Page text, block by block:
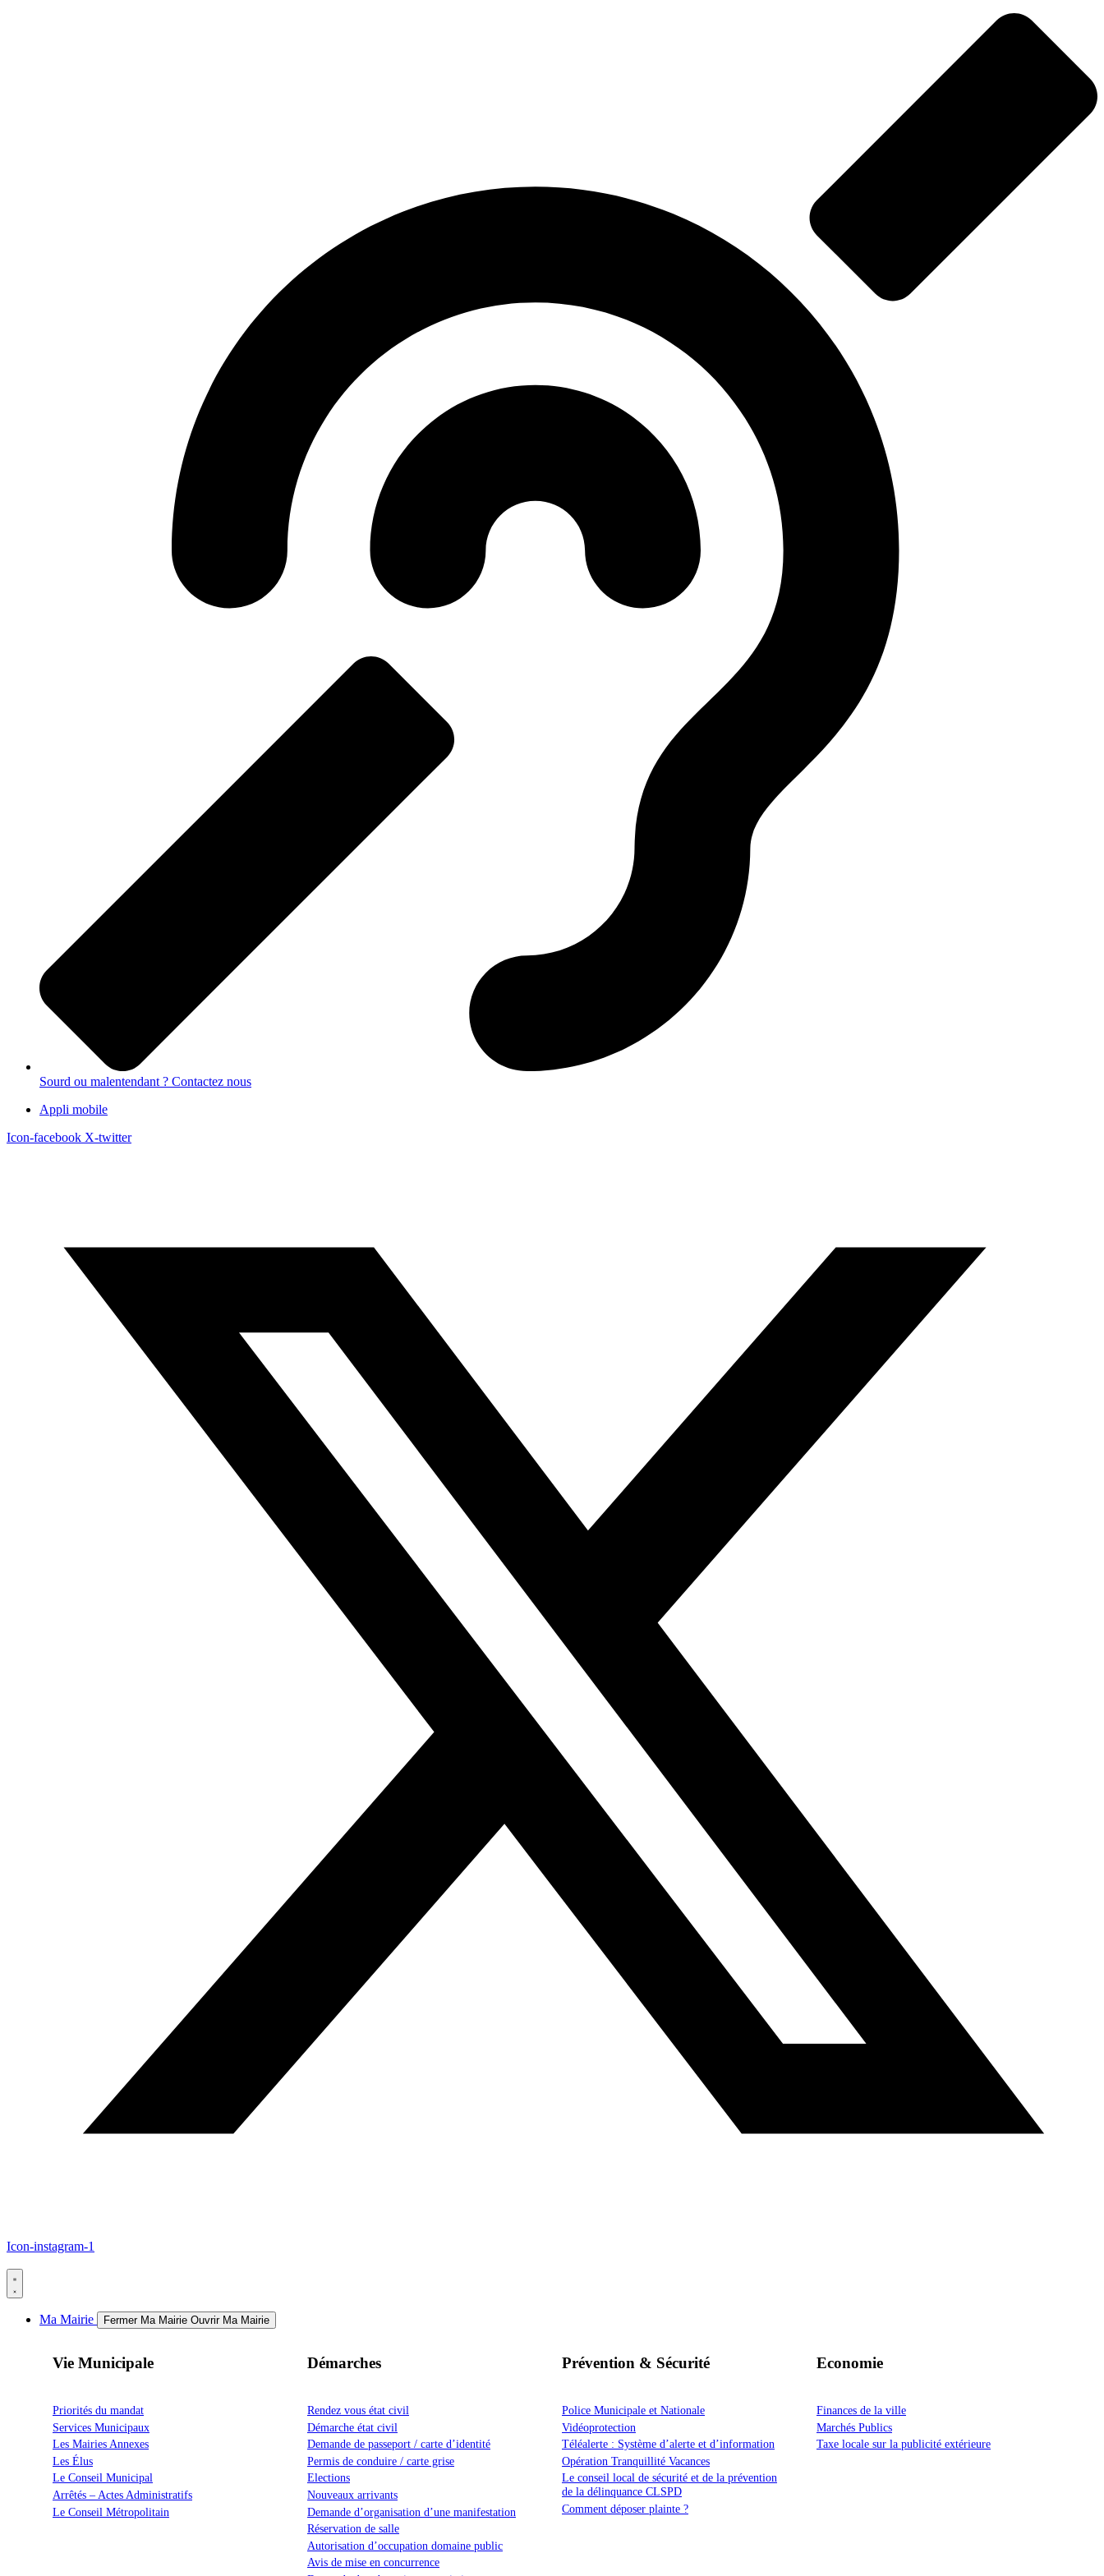
Sourd ou malentendant ? Contactez nous
Appli mobile
Icon-facebook X-twitter
Icon-instagram-1
Ma Mairie Fermer Ma Mairie Ouvrir Ma Mairie
Vie Municipale
Priorités du mandat
Services Municipaux
Les Mairies Annexes
Les Élus
Le Conseil Municipal
Arrêtés – Actes Administratifs
Le Conseil Métropolitain
Démarches
Rendez vous état civil
Démarche état civil
Demande de passeport / carte d’identité
Permis de conduire / carte grise
Elections
Nouveaux arrivants
Demande d’organisation d’une manifestation
Réservation de salle
Autorisation d’occupation domaine public
Avis de mise en concurrence
Prévention & Sécurité
Police Municipale et Nationale
Vidéoprotection
Téléalerte : Système d’alerte et d’information
Opération Tranquillité Vacances
Le conseil local de sécurité et de la prévention
de la délinquance CLSPD
Comment déposer plainte ?
Economie
Finances de la ville
Marchés Publics
Taxe locale sur la publicité extérieure